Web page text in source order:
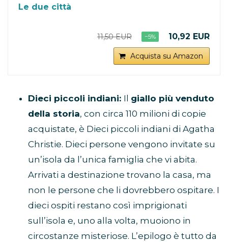
Le due città
11,50 EUR −5% 10,92 EUR
Acquista su Amazon
Dieci piccoli indiani: Il giallo più venduto
della storia, con circa 110 milioni di copie
acquistate, è Dieci piccoli indiani di Agatha
Christie. Dieci persone vengono invitate su
un’isola da l’unica famiglia che vi abita.
Arrivati a destinazione trovano la casa, ma
non le persone che li dovrebbero ospitare. I
dieci ospiti restano così imprigionati
sull’isola e, uno alla volta, muoiono in
circostanze misteriose. L’epilogo è tutto da